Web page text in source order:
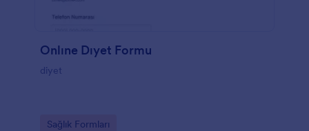
Onlıne Dıyet Formu
diyet
Go to Category:
Sağlık Formları